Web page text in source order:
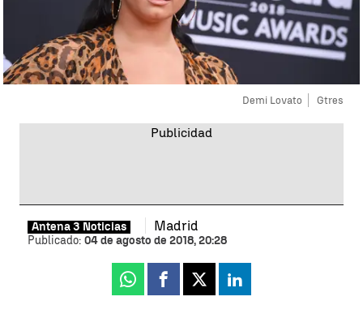
Demi Lovato Gtres
Antena 3 Noticias Madrid
Publicado: 04 de agosto de 2018, 20:28
Whatsapp
Facebook
X Linkedin